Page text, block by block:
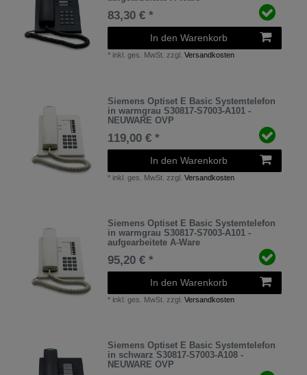
83,30 € *
In den Warenkorb
* inkl. ges. MwSt. zzgl.Versandkosten
Siemens Optiset E Basic Systemtelefon
in warmgrau S30817-S7003-A101 -
NEUWARE OVP
119,00 € *
In den Warenkorb
* inkl. ges. MwSt. zzgl.Versandkosten
Siemens Optiset E Basic Systemtelefon
in warmgrau S30817-S7003-A101 -
aufgearbeitete A-Ware
95,20 € *
In den Warenkorb
* inkl. ges. MwSt. zzgl.Versandkosten
Siemens Optiset E Basic Systemtelefon
in schwarz S30817-S7003-A108 -
NEUWARE OVP